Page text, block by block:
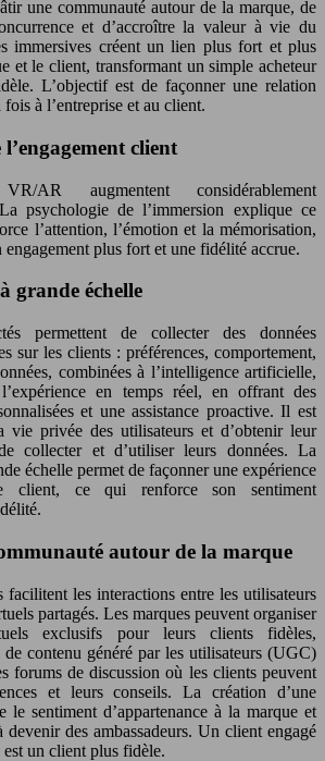
une communauté autour de la marque, de
et d’accroître la valeur à vie du
immersives créent un lien plus fort et plus
et le client, transformant un simple acheteur
L’objectif est de façonner une relation
à l’entreprise et au client.
client
AR augmentent considérablement
psychologie de l’immersion explique ce
l’attention, l’émotion et la mémorisation,
plus fort et une fidélité accrue.
grande échelle
permettent de collecter des données
sur les clients : préférences, comportement,
combinées à l’intelligence artificielle,
l’expérience en temps réel, en offrant des
et une assistance proactive. Il est
vie privée des utilisateurs et d’obtenir leur
collecter et d’utiliser leurs données. La
échelle permet de façonner une expérience
client, ce qui renforce son sentiment
autour de la marque
facilitent les interactions entre les utilisateurs
partagés. Les marques peuvent organiser
exclusifs pour leurs clients fidèles,
contenu généré par les utilisateurs (UGC)
forums de discussion où les clients peuvent
et leurs conseils. La création d’une
le sentiment d’appartenance à la marque et
devenir des ambassadeurs. Un client engagé
un client plus fidèle.